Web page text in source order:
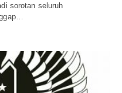
sorotan seluruh